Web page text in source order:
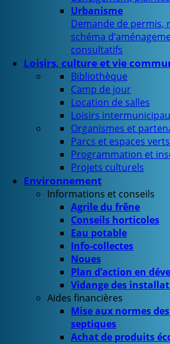
Urbanisme
Demande de permis,
schéma
consultatifs
Loisirs, culture et vie
Bibliothèque
Camp de jour
Location de salles
Loisirs
Organismes et
Parcs et espaces verts
Programmation et
Projets culturels
Environnement
Informations et conseils
Agrile du frêne
Conseils horticoles
Eau potable
Info-collectes
Noues
Plan d’action en
Vidange des
Aides financières
Mise aux normes
septiques
Achat de produits